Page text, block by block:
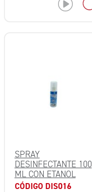
SPRAY
DESINFECTANTE 100
ML CON ETANOL
CÓDIGO DIS016